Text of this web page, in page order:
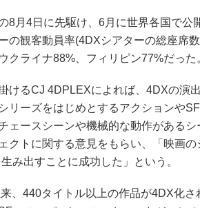
8月4日に先駆け、6月に世界各国で公
の観客動員率(4DXシアターの総座席
クライナ88%、フィリピン77%だった
けるCJ 4DPLEXによれば、4DXの演
リーズをはじめとするアクションや
ェースシーンや機械的な動作がある
クトに関する意見をもらい、「映画の
み出すことに成功した」という。
、440タイトル以上の作品が4DX化さ